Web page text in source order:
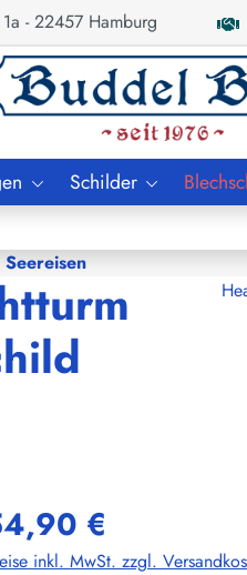
- 22457 Hamburg
Schilder
€
inkl. MwSt. zzgl.